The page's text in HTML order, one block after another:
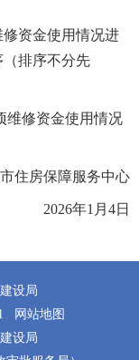
资金使用情况进
排序不分先
维修资金使用情况
住房保障服务中心
2026年1月4日
设局
网站地图
设局